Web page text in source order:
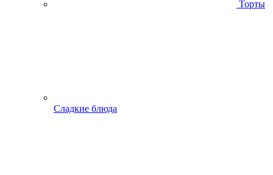
Торты
Сладкие блюда